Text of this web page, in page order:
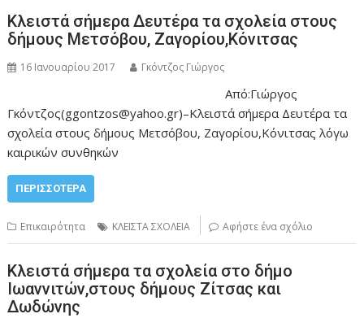
Κλειστά σήμερα Δευτέρα τα σχολεία στους
δήμους Μετσόβου, Ζαγορίου,Κόνιτσας
16 Ιανουαρίου 2017 Γκόντζος Γιώργος
Από:Γιώργος
Γκόντζος(ggontzos@yahoo.gr)–Κλειστά σήμερα Δευτέρα τα
σχολεία στους δήμους Μετσόβου, Ζαγορίου,Κόνιτσας λόγω
καιρικών συνθηκών
ΠΕΡΙΣΣΌΤΕΡΑ
Επικαιρότητα ΚΛΕΙΣΤΑ ΣΧΟΛΕΙΑ Αφήστε ένα σχόλιο
Κλειστά σήμερα τα σχολεία στο δήμο
Ιωαννιτών,στους δήμους Ζίτσας και
Δωδώνης